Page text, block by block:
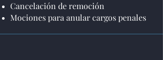
Cancelación de remoción
Mociones para anular cargos penales